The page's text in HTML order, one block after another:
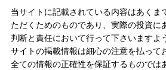
当サイトに記載されている内容はあくま
ただくためのものであり、実際の投資に
判断と責任において行って下さいますよ
サイトの掲載情報は細心の注意を払って
全ての情報の正確性を保証するものでは